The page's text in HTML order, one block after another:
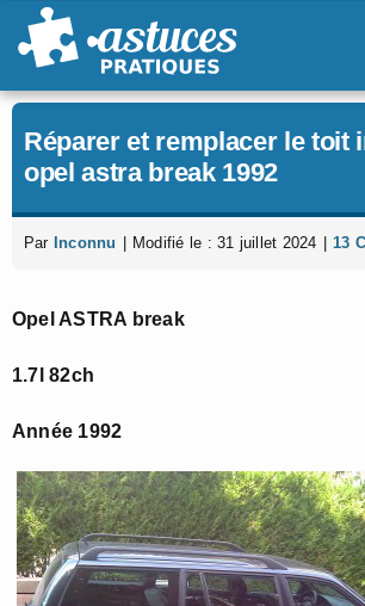
Passer
au
Réparer et remplacer le toit
opel astra break 1992
Par Inconnu Modifié le : 31 juillet 2024 13
Opel ASTRA break
1.7l 82ch
Année 1992